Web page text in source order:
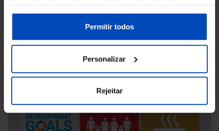
sobre cookies através da gestão de preferências ou da
Política de Cookies.
Permitir todos
Personalizar
Rejeitar
EXPORT